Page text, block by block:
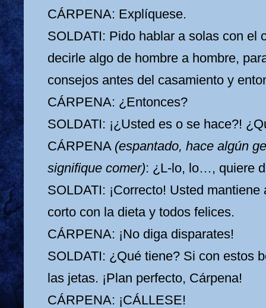
CÁRPENA: Explíquese.
SOLDATI: Pido hablar a solas con el
decirle algo de hombre a hombre,
consejos antes del casamiento y
CÁRPENA: ¿Entonces?
SOLDATI: ¡¿Usted es o se hace?!
CÁRPENA (espantado, hace algún
signifique comer): ¿L-lo, lo…, quiere
SOLDATI: ¡Correcto! Usted
corto con la dieta y todos felices.
CÁRPENA: ¡No diga disparates!
SOLDATI: ¿Qué tiene? Si con estos
las jetas. ¡Plan perfecto, Cárpena!
CÁRPENA: ¡CÁLLESE!